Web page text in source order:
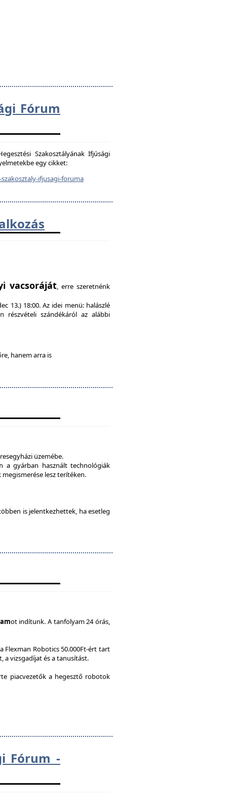
Fórum
Szakosztályának Ifjúsági
egy cikket:
ifjusagi-foruma
vacsoráját, erre szeretnénk
13.) 18:00. Az idei menü: halászlé
részvételi szándékáról az alábbi
hanem arra is
üzemébe.
a gyárban használt technológiák
lesz terítéken.
is jelentkezhettek, ha esetleg
ot indítunk. A tanfolyam 24 órás,
Flexman Robotics 50.000Ft-ért tart
a vizsgadíjat és a tanusítást.
piacvezetők a hegesztő robotok
Fórum -